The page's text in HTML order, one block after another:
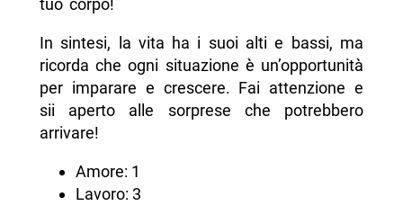
tuo corpo!
In sintesi, la vita ha i suoi alti e bassi, ma
ricorda che ogni situazione è un’opportunità
per imparare e crescere. Fai attenzione e
sii aperto alle sorprese che potrebbero
arrivare!
Amore: 1
Lavoro: 3